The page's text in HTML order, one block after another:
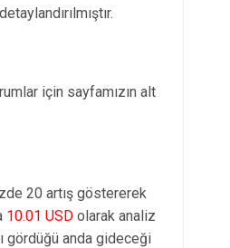
için sayfamızın alt
20 artış göstererek
10.01 USD olarak analiz
gördüğü anda gideceği